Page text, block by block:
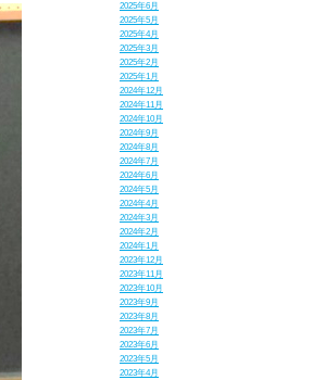
2025年6月
2025年5月
2025年4月
2025年3月
2025年2月
2025年1月
2024年12月
2024年11月
2024年10月
2024年9月
2024年8月
2024年7月
2024年6月
2024年5月
2024年4月
2024年3月
2024年2月
2024年1月
2023年12月
2023年11月
2023年10月
2023年9月
2023年8月
2023年7月
2023年6月
2023年5月
2023年4月